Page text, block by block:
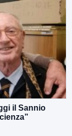
il Sannio